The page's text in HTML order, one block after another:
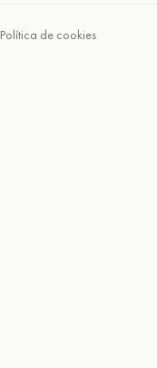
Política de cookies